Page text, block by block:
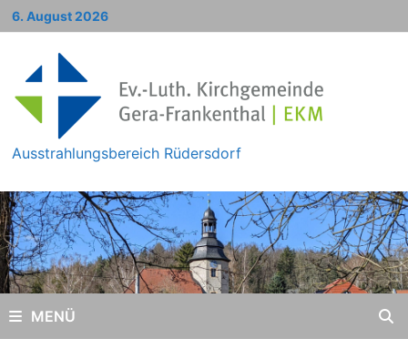
Zum
Inhalt
6. August 2026
Ausstrahlungsbereich Rüdersdorf
MENÜ